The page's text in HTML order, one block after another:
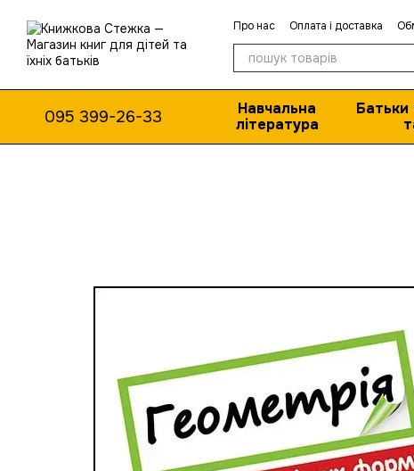
Про нас Оплата і доставка
095 399-26-33
Навчальна
література
Батьки